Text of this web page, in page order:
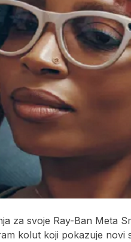
za svoje Ray-Ban Meta
kolut koji pokazuje novi